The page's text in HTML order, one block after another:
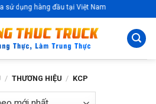
dụng hàng đầu tại Việt Nam
/ THƯƠNG HIỆU / KCP